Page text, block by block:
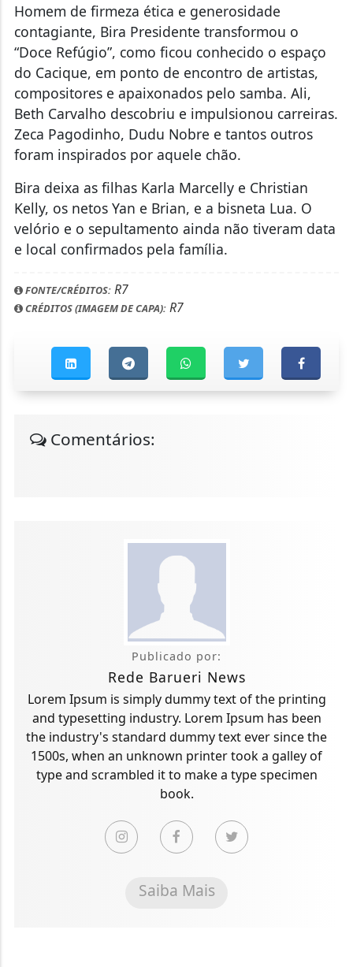
Homem de firmeza ética e generosidade
contagiante, Bira Presidente transformou o
“Doce Refúgio”, como ficou conhecido o espaço
do Cacique, em ponto de encontro de artistas,
compositores e apaixonados pelo samba. Ali,
Beth Carvalho descobriu e impulsionou carreiras.
Zeca Pagodinho, Dudu Nobre e tantos outros
foram inspirados por aquele chão.
Bira deixa as filhas Karla Marcelly e Christian
Kelly, os netos Yan e Brian, e a bisneta Lua. O
velório e o sepultamento ainda não tiveram data
e local confirmados pela família.
FONTE/CRÉDITOS:R7
CRÉDITOS (IMAGEM DE CAPA):R7
Comentários:
Publicado por:
Rede Barueri News
Lorem Ipsum is simply dummy text of the printing
and typesetting industry. Lorem Ipsum has been
the industry's standard dummy text ever since the
1500s, when an unknown printer took a galley of
type and scrambled it to make a type specimen
book.
Saiba Mais